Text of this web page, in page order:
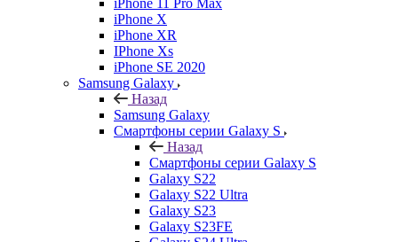
iPhone 11 Pro Max
iPhone X
iPhone XR
IPhone Xs
iPhone SE 2020
Samsung Galaxy
Назад
Samsung Galaxy
Смартфоны серии Galaxy S
Назад
Смартфоны серии Galaxy S
Galaxy S22
Galaxy S22 Ultra
Galaxy S23
Galaxy S23FE